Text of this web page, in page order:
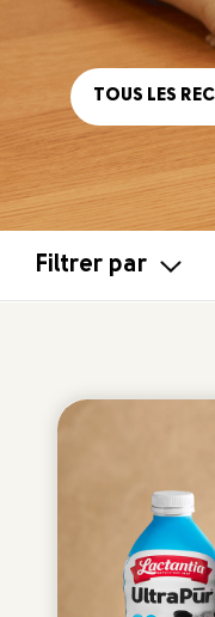
TOUS LES
Filtrer par